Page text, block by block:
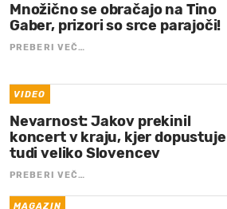
Množično se obračajo na Tino
Gaber, prizori so srce parajoči!
PREBERI VEČ…
VIDEO
Nevarnost: Jakov prekinil
koncert v kraju, kjer dopustuje
tudi veliko Slovencev
PREBERI VEČ…
MAGAZIN